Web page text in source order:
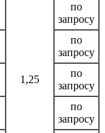
1,25
по
запросу
по
запросу
по
запросу
по
запросу